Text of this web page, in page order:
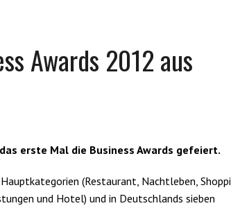
Awards 2012 aus
erste Mal die Business Awards gefeiert.
(Restaurant, Nachtleben,
und Hotel) und in Deutschlands sieben